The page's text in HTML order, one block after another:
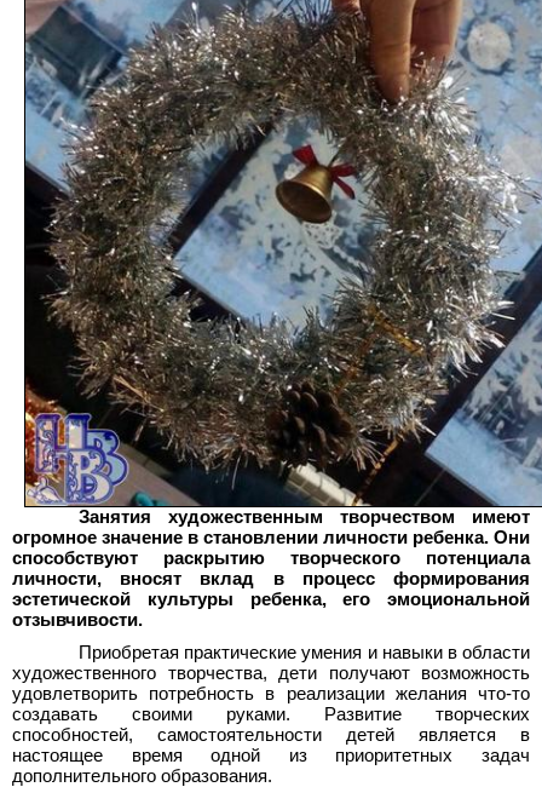
Занятия художественным творчеством имеют
огромное значение в становлении личности ребенка. Они
способствуют раскрытию творческого потенциала
личности, вносят вклад в процесс формирования
эстетической культуры ребенка, его эмоциональной
отзывчивости.
Приобретая практические умения и навыки в области
художественного творчества, дети получают возможность
удовлетворить потребность в реализации желания что-то
создавать своими руками. Развитие творческих
способностей, самостоятельности детей является в
настоящее время одной из приоритетных задач
дополнительного образования.